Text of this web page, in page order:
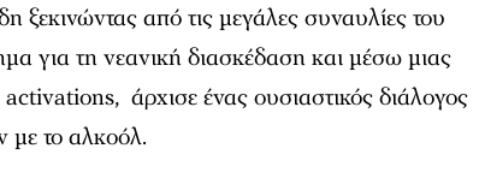
από τις μεγάλες συναυλίες του
για τη νεανική διασκέδαση και μέσω μιας
άρχισε ένας ουσιαστικός διάλογος
το αλκοόλ.